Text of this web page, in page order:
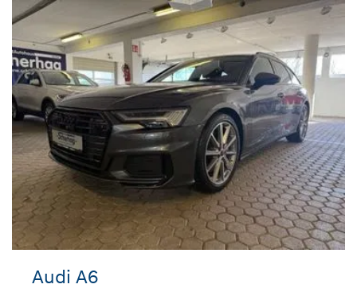
Audi A6